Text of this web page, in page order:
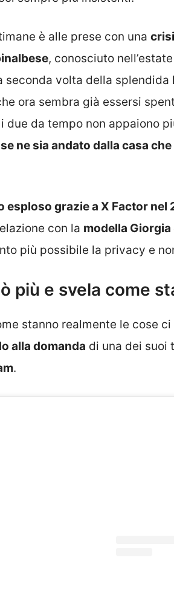
è alle prese con una
, conosciuto
seconda volta della splendida
ora sembra già essersi
due da tempo non appaiono
ne sia andato dalla casa
esploso grazie a X Factor nel
con la modella Giorgia
più possibile la privacy e
più e svela come
stanno realmente le cose
alla domanda di una dei suoi
.